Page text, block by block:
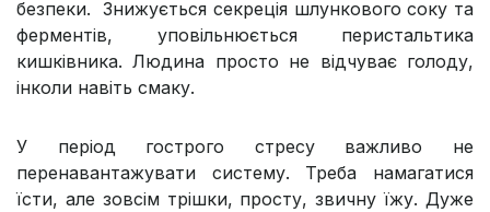
безпеки. Знижується секреція шлункового соку та
ферментів, уповільнюється перистальтика
кишківника. Людина просто не відчуває голоду,
інколи навіть смаку.
У період гострого стресу важливо не
перенавантажувати систему. Треба намагатися
їсти, але зовсім трішки, просту, звичну їжу. Дуже